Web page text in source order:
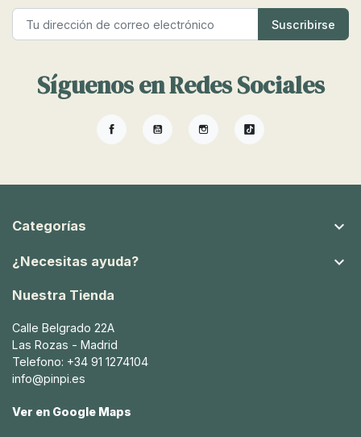
Síguenos en Redes Sociales
FacebookYouTubeInstagramTikTok
Categorías 
¿Necesitas ayuda? 
Nuestra Tienda
Calle Belgrado 22A
Las Rozas - Madrid
Telefono: +34 91 1274104
info@pinpi.es
Ver en Google Maps